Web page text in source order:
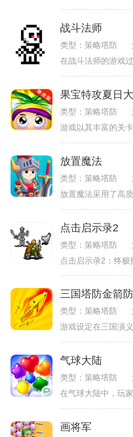
战斗法师
类型：策略塔防
在战斗法师的游戏
果宝特攻夏日
类型：策略塔防
游戏以其丰富的关
放置魔法
类型：策略塔防
放置魔法采用了高
点击启示录2
类型：策略塔防
点击启示录2：终极
三国塔防金箭
类型：策略塔防
游戏设定在三国演
气球大陆
类型：策略塔防
在气球大陆中，玩
画将军